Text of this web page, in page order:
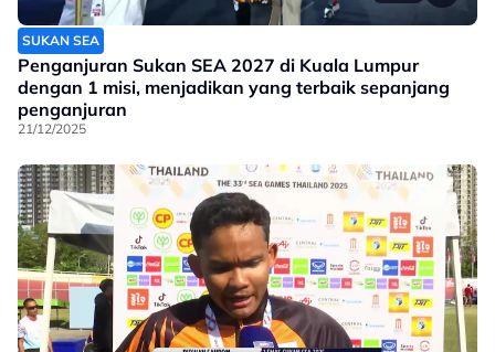
SUKAN SEA
Penganjuran Sukan SEA 2027 di Kuala Lumpur
dengan 1 misi, menjadikan yang terbaik sepanjang
penganjuran
21/12/2025